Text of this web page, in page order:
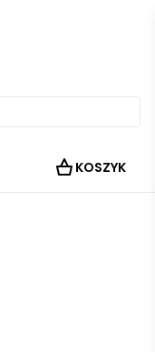
KOSZYK